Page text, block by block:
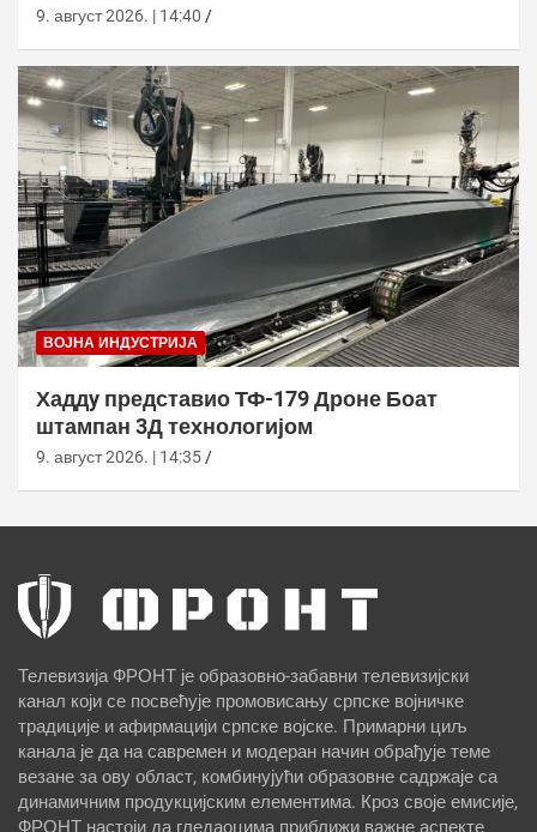
9. август 2026. | 14:40
ВОЈНА ИНДУСТРИЈА
Хаддy представио ТФ-179 Дроне Боат
штампан 3Д технологијом
9. август 2026. | 14:35
Телевизија ФРОНТ је образовно-забавни телевизијски
канал који се посвећује промовисању српске војничке
традиције и афирмацији српске војске. Примарни циљ
канала је да на савремен и модеран начин обрађује теме
везане за ову област, комбинујући образовне садржаје са
динамичним продукцијским елементима. Кроз своје емисије,
ФРОНТ настоји да гледаоцима приближи важне аспекте